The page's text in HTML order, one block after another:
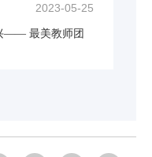
2023-05-25
—— 最美教师团